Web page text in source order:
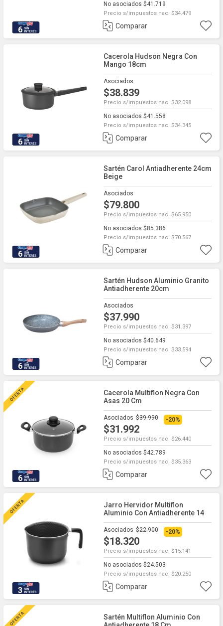
6
No asociados $41.719
Precio s/impuestos nac. $34.479
Comparar
6
Cacerola Hudson Negra Con
Mango 18cm
Asociados
$38.839
Precio s/impuestos nac. $32.098
No asociados $41.558
Precio s/impuestos nac. $34.345
Comparar
6
Sartén Carol Antiadherente 24cm
Beige
Asociados
$79.800
Precio s/impuestos nac. $65.950
No asociados $85.386
Precio s/impuestos nac. $70.567
Comparar
6
Sartén Hudson Aluminio Granito
Antiadherente 20cm
Asociados
$37.990
Precio s/impuestos nac. $31.397
No asociados $40.649
Precio s/impuestos nac. $33.594
Comparar
6
Cacerola Multiflon Negra Con
Asas 20 Cm
Asociados $39.990
$31.992
-20%
Precio s/impuestos nac. $26.440
No asociados $42.789
Precio s/impuestos nac. $35.363
Comparar
3
Jarro Hervidor Multiflon
Aluminio Con Antiadherente 14
Cm
Asociados $22.900
$18.320
-20%
Precio s/impuestos nac. $15.141
No asociados $24.503
Precio s/impuestos nac. $20.250
Comparar
Sartén Multiflon Aluminio Con